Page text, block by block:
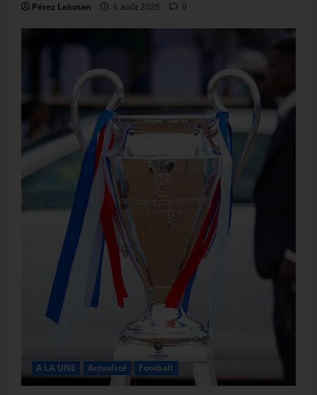
Pérez Lekotan 6 août 2026 0
A LA UNE Actualité Football